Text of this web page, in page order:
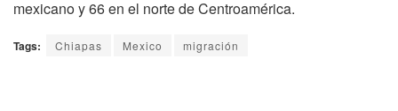
mexicano y 66 en el norte de Centroamérica.
Tags: Chiapas Mexico migración